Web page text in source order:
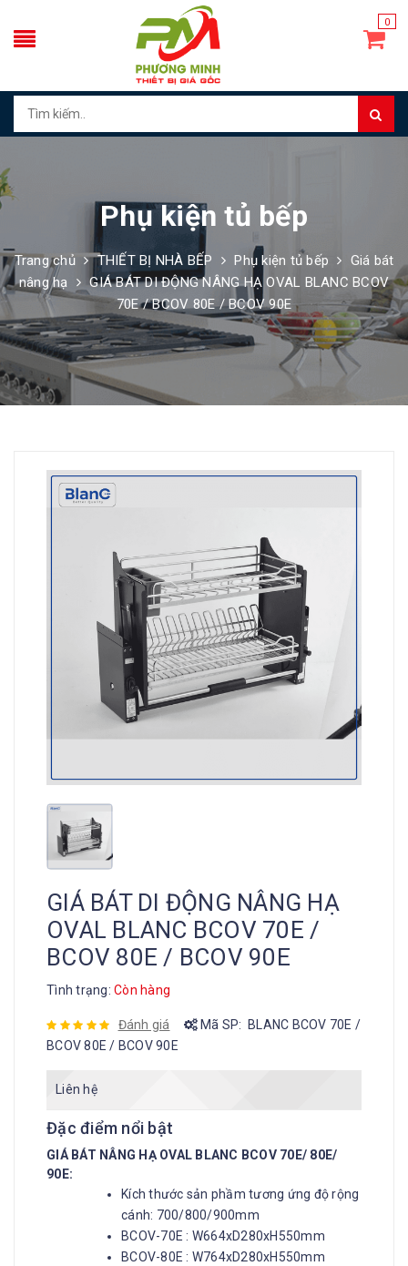
0
Phụ kiện tủ bếp
Trang chủ THIẾT BỊ NHÀ BẾP Phụ kiện tủ bếp
Giá bát
nâng hạ
GIÁ BÁT DI ĐỘNG NÂNG HẠ OVAL BLANC BCOV
70E / BCOV 80E / BCOV 90E
GIÁ BÁT DI ĐỘNG NÂNG HẠ
OVAL BLANC BCOV 70E /
BCOV 80E / BCOV 90E
Tình trạng: Còn hàng
Đánh giá Mã SP:
BLANC BCOV 70E /
BCOV 80E / BCOV 90E
Liên hệ
Đặc điểm nổi bật
GIÁ BÁT NÂNG HẠ OVAL BLANC BCOV 70E/ 80E/
90E:
Kích thước sản phầm tương ứng độ rộng
cánh: 700/800/900mm
BCOV-70E : W664xD280xH550mm
BCOV-80E : W764xD280xH550mm